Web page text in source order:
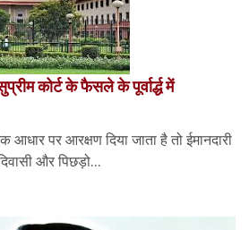
कोर्ट के फैसले के पूर्वार्द्ध में
पर आरक्षण दिया जाता है तो ईमानदारी
और पिछड़ो...